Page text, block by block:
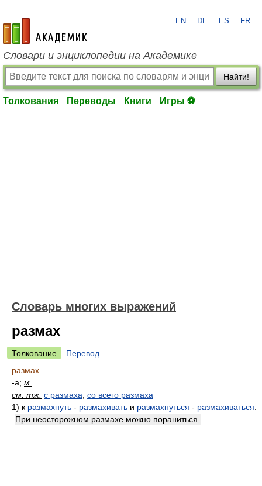
academic.ru
EN DE ES FR
Словари и энциклопедии на Академике
Найти!
Толкования Переводы Книги Игры ⚽
Словарь многих выражений
размах
Толкование
Перевод
размах
-а; м.
см. тж. с размаха со всего размаха
1) к размахнуть - размахивать и размахнуться - размахиваться
При неосторожном размахе можно пораниться.